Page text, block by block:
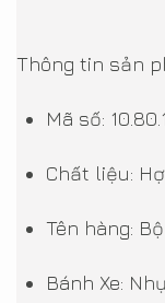
Thông tin sản
Mã số:
Chất liệu:
Tên hàng:
Bánh Xe: